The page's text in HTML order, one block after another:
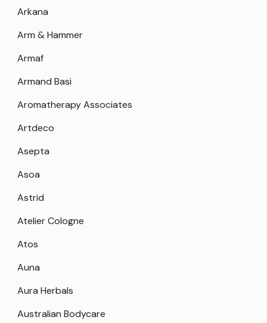
Arkana
Arm & Hammer
Armaf
Armand Basi
Aromatherapy Associates
Artdeco
Asepta
Asoa
Astrid
Atelier Cologne
Atos
Auna
Aura Herbals
Australian Bodycare